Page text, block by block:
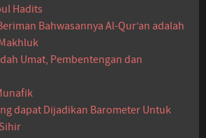
Hadits
Bahwasannya Al-Qur’an adalah
Umat, Pembentengan dan
dapat Dijadikan Barometer Untuk